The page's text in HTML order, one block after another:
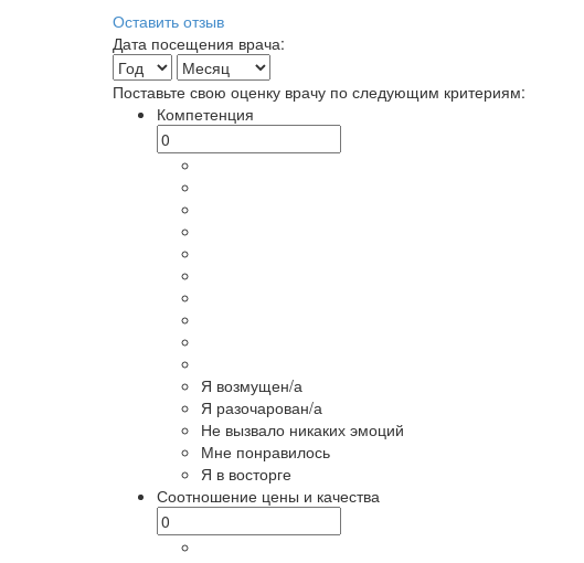
Оставить отзыв
Дата посещения врача:
Поставьте свою оценку врачу по следующим критериям:
Компетенция
Я возмущен/а
Я разочарован/а
Не вызвало никаких эмоций
Мне понравилось
Я в восторге
Соотношение цены и качества